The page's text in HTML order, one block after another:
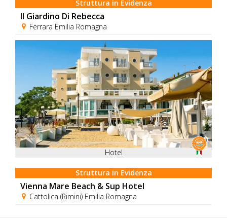
Struttura in Evidenza
Il Giardino Di Rebecca
Ferrara Emilia Romagna
Hotel
Struttura in Evidenza
Vienna Mare Beach & Sup Hotel
Cattolica (Rimini) Emilia Romagna